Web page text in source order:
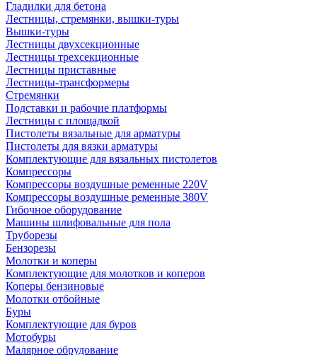
Гладилки для бетона
Лестницы, стремянки, вышки-туры
Вышки-туры
Лестницы двухсекционные
Лестницы трехсекционные
Лестницы приставные
Лестницы-трансформеры
Стремянки
Подставки и рабочие платформы
Лестницы с площадкой
Пистолеты вязальные для арматуры
Пистолеты для вязки арматуры
Комплектующие для вязальных пистолетов
Компрессоры
Компрессоры воздушные ременные 220V
Компрессоры воздушные ременные 380V
Гибочное оборудование
Машины шлифовальные для пола
Труборезы
Бензорезы
Молотки и коперы
Комплектующие для молотков и коперов
Коперы бензиновые
Молотки отбойные
Буры
Комплектующие для буров
Мотобуры
Малярное обрудование